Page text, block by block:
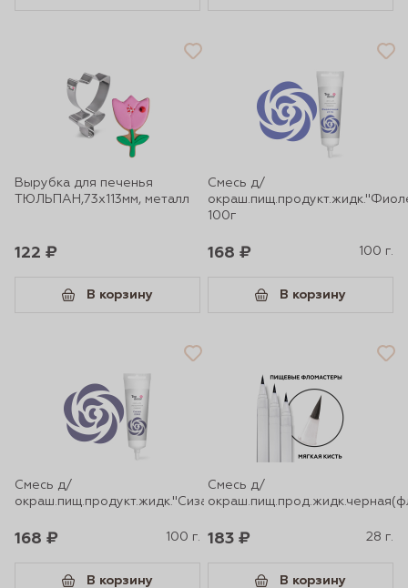
Вырубка для печенья
ТЮЛЬПАН,73х113мм, металл
122 ₽
В корзину
Смесь д/
100г
168 ₽ 100 г.
В корзину
Смесь д/
окраш.пищ.продукт.жидк."Сизая"100г
168 ₽ 100 г.
В корзину
Смесь д/
183 ₽ 28 г.
В корзину